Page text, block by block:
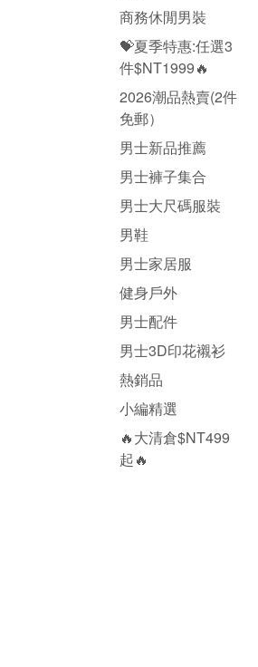
商務休閒男裝
💝夏季特惠:任選3
件$NT1999🔥
2026潮品熱賣(2件
免郵）
男士新品推薦
男士褲子集合
男士大尺碼服裝
男鞋
男士家居服
健身戶外
男士配件
男士3D印花襯衫
熱銷品
小編精選
🔥大清倉$NT499
起🔥